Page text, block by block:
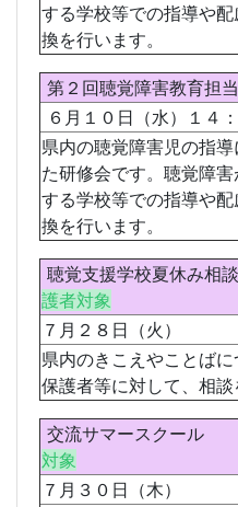
する学校等での指導や
換を行います。
第２回聴覚障害教育
６月１０日（水）１４
県内の聴覚障害児の指
た研修会です。聴覚障
する学校等での指導や
換を行います。
聴覚支援学校夏休み
護者対象
７月２８日（火）
県内のきこえやことば
保護者等に対して、相談
交流サマースクー
対象
７月３０日（木）